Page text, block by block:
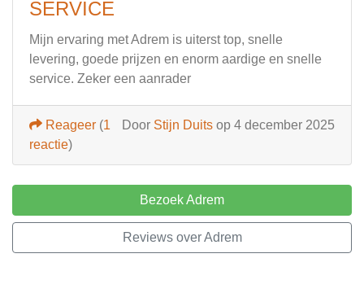
SERVICE
Mijn ervaring met Adrem is uiterst top, snelle
levering, goede prijzen en enorm aardige en snelle
service. Zeker een aanrader
Door Stijn Duits op 4 december 2025
Reageer (1
reactie)
Bezoek Adrem
Reviews over Adrem